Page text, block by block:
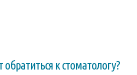
к стоматологу?